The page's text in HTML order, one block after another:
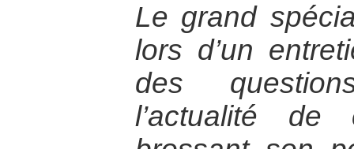
Le grand
lors d’un
des
l’actualité